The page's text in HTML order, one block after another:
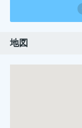
地図